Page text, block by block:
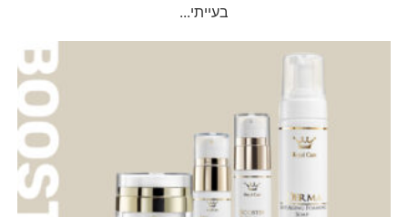
בעייתי...